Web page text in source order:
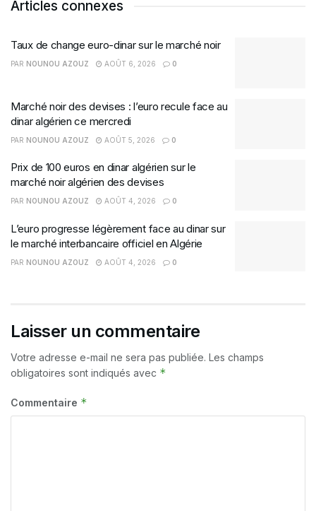
Articles connexes
Taux de change euro-dinar sur le marché noir
PAR NOUNOU AZOUZ AOÛT 6, 2026 0
Marché noir des devises : l’euro recule face au
dinar algérien ce mercredi
PAR NOUNOU AZOUZ AOÛT 5, 2026 0
Prix de 100 euros en dinar algérien sur le
marché noir algérien des devises
PAR NOUNOU AZOUZ AOÛT 4, 2026 0
L’euro progresse légèrement face au dinar sur
le marché interbancaire officiel en Algérie
PAR NOUNOU AZOUZ AOÛT 4, 2026 0
Laisser un commentaire
Votre adresse e-mail ne sera pas publiée. Les champs
obligatoires sont indiqués avec *
Commentaire *